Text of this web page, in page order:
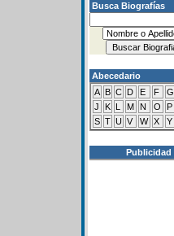
Busca Biografías
Abecedario
A B C D E F G
J
K L M N O P
S T U V W X Y
Publicidad